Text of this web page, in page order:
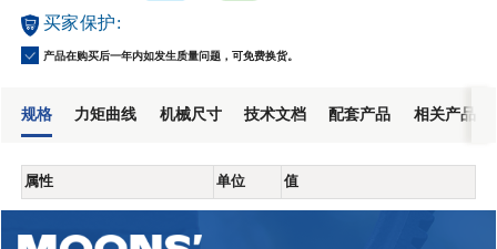
买家保护:
产品在购买后一年内如发生质量问题，可免费换货。
规格 力矩曲线 机械尺寸 技术文档 配套产品 相关产品
属性 单位 值